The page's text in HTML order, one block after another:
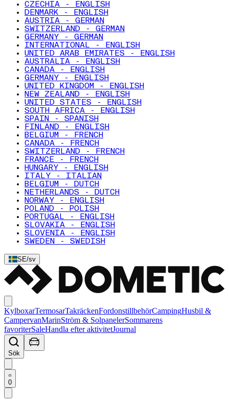
CZECHIA - ENGLISH
DENMARK - ENGLISH
AUSTRIA - GERMAN
SWITZERLAND - GERMAN
GERMANY - GERMAN
INTERNATIONAL - ENGLISH
UNITED ARAB EMIRATES - ENGLISH
AUSTRALIA - ENGLISH
CANADA - ENGLISH
GERMANY - ENGLISH
UNITED KINGDOM - ENGLISH
NEW ZEALAND - ENGLISH
UNITED STATES - ENGLISH
SOUTH AFRICA - ENGLISH
SPAIN - SPANISH
FINLAND - ENGLISH
BELGIUM - FRENCH
CANADA - FRENCH
SWITZERLAND - FRENCH
FRANCE - FRENCH
HUNGARY - ENGLISH
ITALY - ITALIAN
BELGIUM - DUTCH
NETHERLANDS - DUTCH
NORWAY - ENGLISH
POLAND - POLISH
PORTUGAL - ENGLISH
SLOVAKIA - ENGLISH
SLOVENIA - ENGLISH
SWEDEN - SWEDISH
SE/sv
KylboxarTermosarTakräckenFordonstillbehörCampingHusbil &
CampervanMarinStröm & SolpanelerSommarens
favoriterSaleHandla efter aktivitetJournal
Sök
0